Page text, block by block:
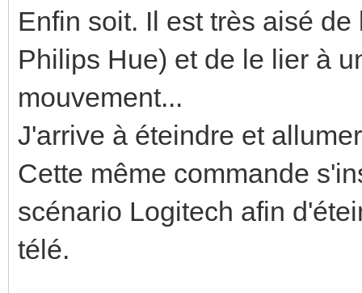
Enfin soit. Il est très aisé
Philips Hue) et de le lier à
mouvement...
J'arrive à éteindre et
Cette même commande
scénario Logitech afin
télé.